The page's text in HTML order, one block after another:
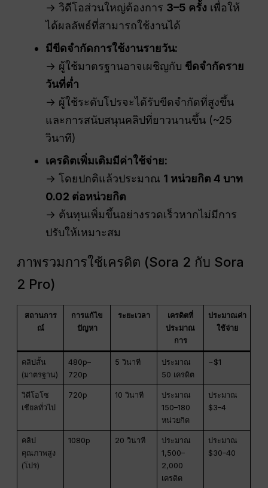
→ วิดีโอส่วนใหญ่ต้องการ 3–5 ครั้ง เพื่อให้
ได้ผลลัพธ์ที่สามารถใช้งานได้
มีขีดจำกัดการใช้งานรายวัน:
→ ผู้ใช้มาตรฐานอาจเผชิญกับ ขีดจำกัดราย
วันที่ต่ำ
→ ผู้ใช้ระดับโปรจะได้รับขีดจำกัดที่สูงขึ้น
และการสนับสนุนคลิปที่ยาวนานขึ้น (~25
วินาที)
เครดิตเพิ่มเติมมีค่าใช้จ่าย:
→ โดยปกติแล้วประมาณ 1 หน่วยกิต 4 บาท
0.02 ต่อหน่วยกิต
→ ต้นทุนเพิ่มขึ้นอย่างรวดเร็วหากไม่มีการ
ปรับให้เหมาะสม
ภาพรวมการใช้เครดิต (Sora 2 กับ Sora
2 Pro)
สถานการ
ณ์
การแก้ไข
ปัญหา
ระยะเวลา
เครดิตที่
ประมาณ
การ
ประมาณค่า
ใช้จ่าย
คลิปสั้น
(มาตรฐาน)
480p–
720p
5 วินาที
ประมาณ
50 เครดิต
~$1
วิดีโอโซ
เชียลทั่วไป
720p 10 วินาที
ประมาณ
150–180
หน่วยกิต
ประมาณ
$3–4
คลิป
คุณภาพสูง
(โปร)
1080p 20 วินาที
ประมาณ
1,500–
2,000
เครดิต
ประมาณ
$30–40